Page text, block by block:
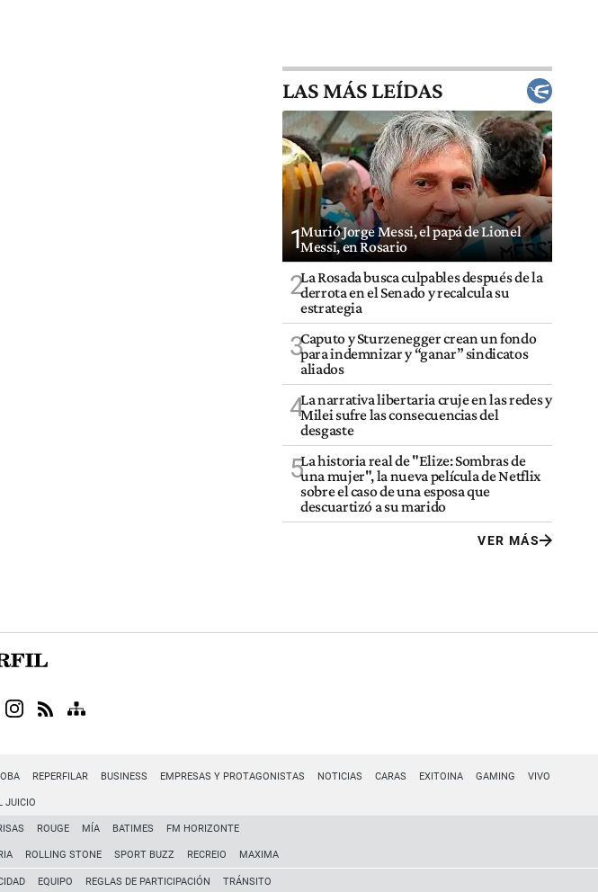
LAS MÁS LEÍDAS
1Murió Jorge Messi, el papá de Lionel
Messi, en Rosario
2La Rosada busca culpables después de la
derrota en el Senado y recalcula su
estrategia
3Caputo y Sturzenegger crean un fondo
para indemnizar y “ganar” sindicatos
aliados
4La narrativa libertaria cruje en las redes y
Milei sufre las consecuencias del
desgaste
5La historia real de "Elize: Sombras de
una mujer", la nueva película de Netflix
sobre el caso de una esposa que
descuartizó a su marido
VER MÁS
REPERFILAR BUSINESS EMPRESAS Y PROTAGONISTAS NOTICIAS CARAS EXITOINA GAMING VIVO
JUICIO
ROUGE MÍA BATIMES FM HORIZONTE
ROLLING STONE SPORT BUZZ RECREIO MAXIMA
EQUIPO REGLAS DE PARTICIPACIÓN TRÁNSITO